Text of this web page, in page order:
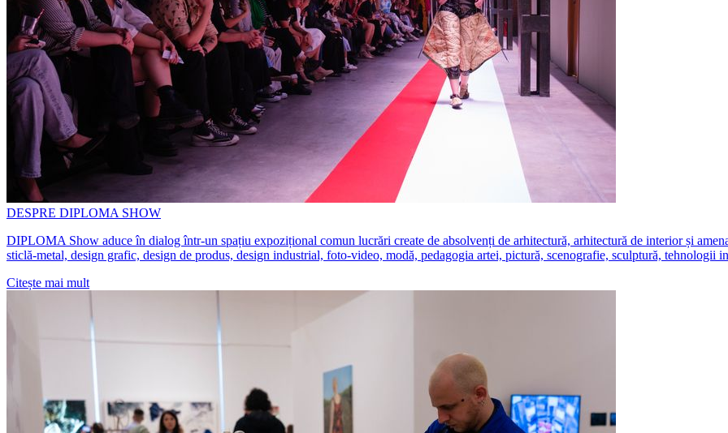
DESPRE DIPLOMA SHOW
DIPLOMA Show aduce în dialog într-un spațiu expozițional comun lucrări create de absolvenți de arhitectură, arhitectură de interior și
sticlă-metal, design grafic, design de produs, design industrial, foto-video, modă, pedagogia artei, pictură, scenografie, sculptură, tehnologii
Citește mai mult